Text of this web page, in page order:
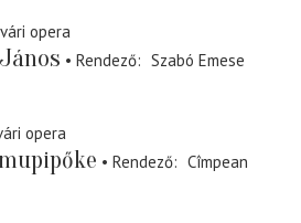
opera
Rendező
Szabó Emese
opera
Rendező
Cîmpean